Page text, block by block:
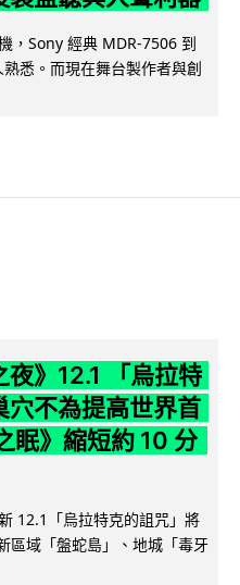
，Sony 經典 MDR-7506 到
悉。而現在舞台製作者與創
夜》12.1 「烏拉特
穴不為提高世界首
眠》縮短約 10 分
12.1「烏拉特克的詛咒」將
區域「盤蛇島」、地城「毒牙